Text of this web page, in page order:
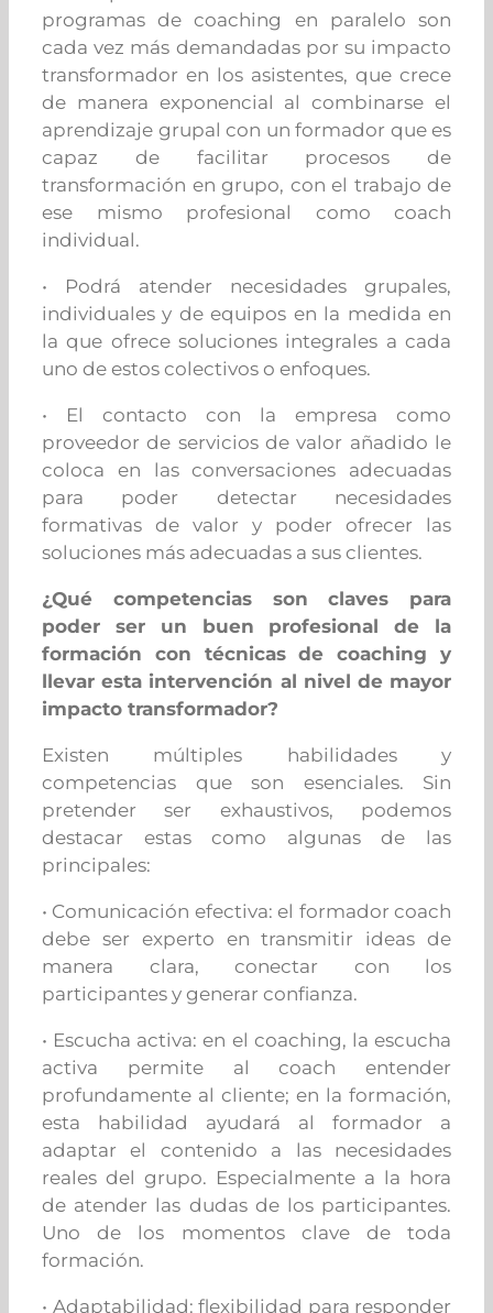
programas de coaching en paralelo son
cada vez más demandadas por su impacto
transformador en los asistentes, que crece
de manera exponencial al combinarse el
aprendizaje grupal con un formador que es
capaz de facilitar procesos de
transformación en grupo, con el trabajo de
ese mismo profesional como coach
individual.
• Podrá atender necesidades grupales,
individuales y de equipos en la medida en
la que ofrece soluciones integrales a cada
uno de estos colectivos o enfoques.
• El contacto con la empresa como
proveedor de servicios de valor añadido le
coloca en las conversaciones adecuadas
para poder detectar necesidades
formativas de valor y poder ofrecer las
soluciones más adecuadas a sus clientes.
¿Qué competencias son claves para
poder ser un buen profesional de la
formación con técnicas de coaching y
llevar esta intervención al nivel de mayor
impacto transformador?
Existen múltiples habilidades y
competencias que son esenciales. Sin
pretender ser exhaustivos, podemos
destacar estas como algunas de las
principales:
• Comunicación efectiva: el formador coach
debe ser experto en transmitir ideas de
manera clara, conectar con los
participantes y generar confianza.
• Escucha activa: en el coaching, la escucha
activa permite al coach entender
profundamente al cliente; en la formación,
esta habilidad ayudará al formador a
adaptar el contenido a las necesidades
reales del grupo. Especialmente a la hora
de atender las dudas de los participantes.
Uno de los momentos clave de toda
formación.
• Adaptabilidad: flexibilidad para responder